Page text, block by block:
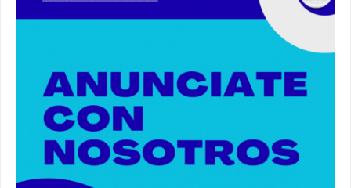
Primeras 191 viviendas VPO en Alcalá de
Guadaíra. #alcaladeguadaira #vivienda #vpo
Premio de Medio Ambiente para el CEIP San
Mateo. #alcaladeguadaira #premios #colegio
03:01
Paseo de caballos. #alcaladeguadaira #ferias
#caballos